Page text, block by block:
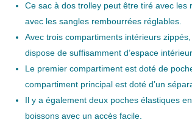
Ce sac à dos trolley peut être tiré avec les
avec les sangles rembourrées réglables.
Avec trois compartiments intérieurs
dispose de suffisamment d’espace
Le premier compartiment est doté de
compartiment principal est doté d’un
Il y a également deux poches élastiques
boissons avec un accès facile.